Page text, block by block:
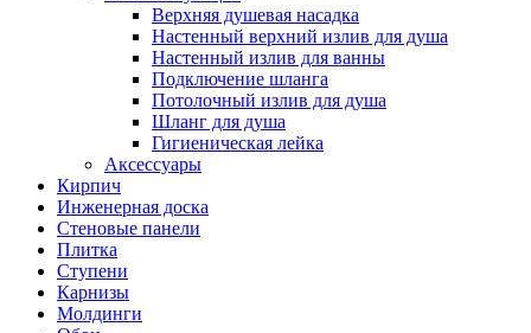
Верхняя душевая насадка
Настенный верхний излив для душа
Настенный излив для ванны
Подключение шланга
Потолочный излив для душа
Шланг для душа
Гигиеническая лейка
Аксессуары
Кирпич
Инженерная доска
Стеновые панели
Плитка
Ступени
Карнизы
Молдинги